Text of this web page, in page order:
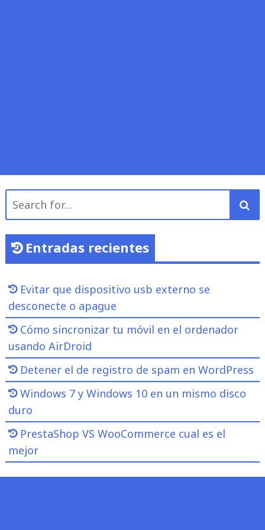
for:
Entradas recientes
Evitar que dispositivo usb externo se
desconecte o apague
Cómo sincronizar tu móvil en el ordenador
usando AirDroid
Detener el de registro de spam en WordPress
Windows 7 y Windows 10 en un mismo disco
duro
PrestaShop VS WooCommerce cual es el
mejor